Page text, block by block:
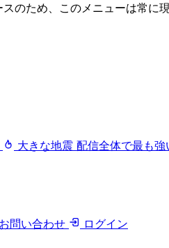
のため、このメニューは常に
大きな地震 配信全体で最も強
お問い合わせ
ログイン